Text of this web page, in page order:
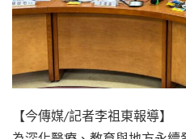
【今傳媒/記者李祖東報導】